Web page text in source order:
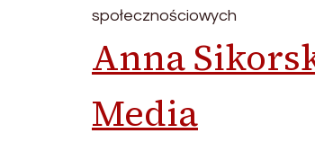
społecznościowych
Anna
Media